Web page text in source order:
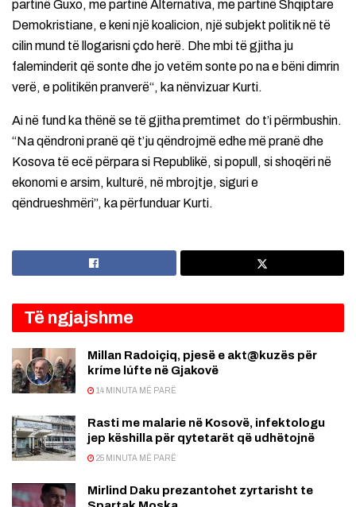
partinë Guxo, me partinë Alternativa, me partinë Shqiptare
Demokristiane, e keni një koalicion, një subjekt politik në të
cilin mund të llogarisni çdo herë. Dhe mbi të gjitha ju
faleminderit që sonte dhe jo vetëm sonte po na e bëni dimrin
verë, e politikën pranverë“, ka nënvizuar Kurti.
Ai në fund ka thënë se të gjitha premtimet do t’i përmbushin.
“Na qëndroni pranë që t’ju qëndrojmë edhe më pranë dhe
Kosova të ecë përpara si Republikë, si popull, si shoqëri në
ekonomi e arsim, kulturë, në mbrojtje, siguri e
qëndrueshmëri”, ka përfunduar Kurti.
Të ngjajshme
Millan Radoiçiq, pjesë e akt@kuzës për
kríme lúfte në Gjakovë
14 MINUTA MË PARË
Rasti me malarie në Kosovë, infektologu
jep këshilla për qytetarët që udhëtojnë
25 MINUTA MË PARË
Mirlind Daku prezantohet zyrtarisht te